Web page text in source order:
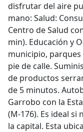
disfrutar del aire
mano: Salud:
Centro de Salud
min). Educación y
municipio,
pie de calle.
de productos
de 5 minutos.
Garrobo con la
(M-176). Es ideal
la capital. Esta